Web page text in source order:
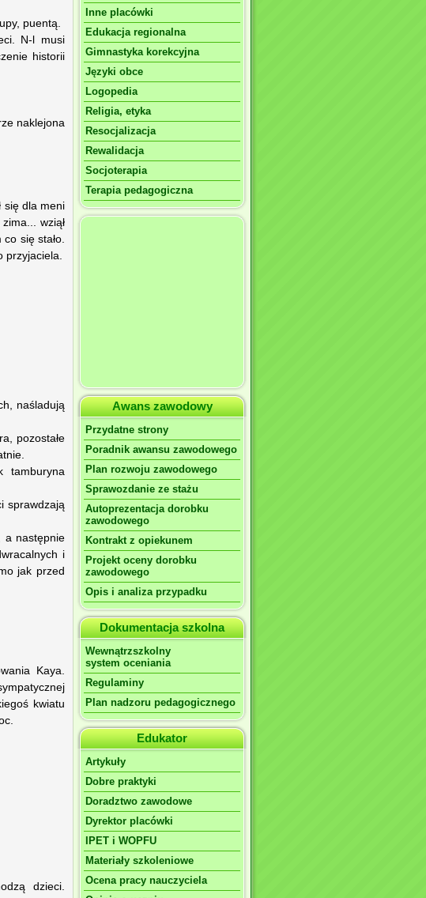
puentą.
N-l musi
historii
naklejona
się dla meni
wziął
się stało.
przyjaciela.
naśladują
pozostałe
tamburyna
sprawdzają
a następnie
i
jak przed
Kaya.
kwiatu
dzieci.
Inne placówki
Edukacja regionalna
Gimnastyka korekcyjna
Języki obce
Logopedia
Religia, etyka
Resocjalizacja
Rewalidacja
Socjoterapia
Terapia pedagogiczna
Awans zawodowy
Przydatne strony
Poradnik awansu zawodowego
Plan rozwoju zawodowego
Sprawozdanie ze stażu
Autoprezentacja dorobku
zawodowego
Kontrakt z opiekunem
Projekt oceny dorobku
zawodowego
Opis i analiza przypadku
Dokumentacja szkolna
Wewnątrzszkolny
system oceniania
Regulaminy
Plan nadzoru pedagogicznego
Edukator
Artykuły
Dobre praktyki
Doradztwo zawodowe
Dyrektor placówki
IPET i WOPFU
Materiały szkoleniowe
Ocena pracy nauczyciela